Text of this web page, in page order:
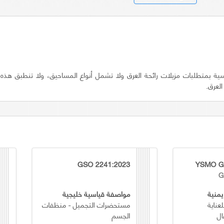
بمتطلبات مزيلات رائحة العرق ولا تشمل أنواع المساحيق، ولا تنطبق هذه
YSMO
GSO 2241:2023
مواصفة قياسية خليجية
مستحضرات التجميل - منظفات
الجسم